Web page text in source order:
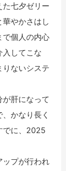
た七夕ゼリー
やかさはし
で個人の内心
入してこな
りないシステ
肝になって
かなり長く
でに、2025
プが行われ